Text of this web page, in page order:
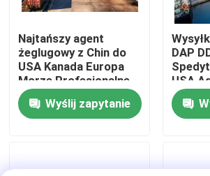
Skontaktuj się z nami
Poproś o wycenę
Transgraniczne pozyskiwanie
Najtańszy agent
żeglugowy z Chin do
USA Kanada Europa
Morze Profesjonalne
usługi logistyczne
Spedycja spedycyjna
Wyślij zapytanie
DAP
USA
drzwi
Agent